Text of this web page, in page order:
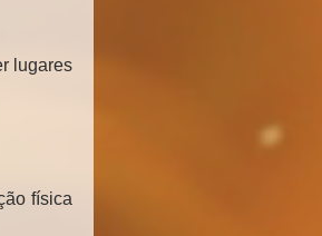
lugares
física